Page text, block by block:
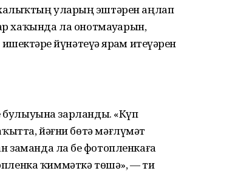
уларҙың эштәрен аңлап
хаҡында ла онотмауҙарын,
йүнәтеүҙә ярҙам итеүҙәрен
булыуына зарланды. «Күп
йәғни бөтә мәғлүмәт
ла беҙ фотопленкаға
ҡиммәткә төшә», — ти